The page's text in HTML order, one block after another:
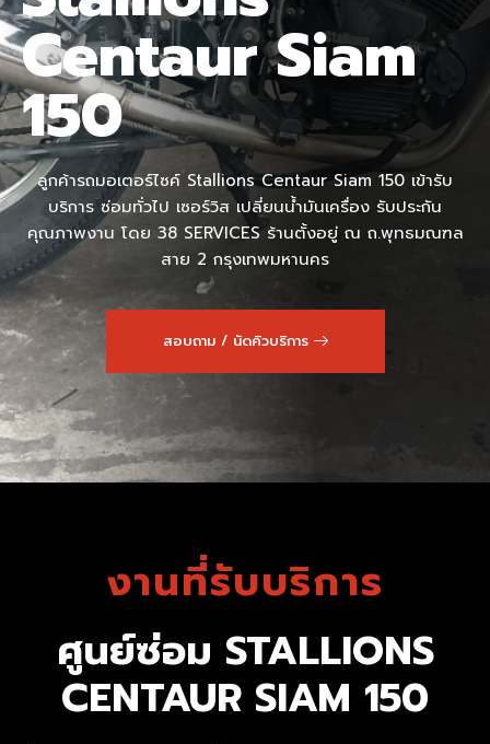
Centaur Siam
150
ลูกค้ารถมอเตอร์ไซค์ Stallions Centaur Siam 150 เข้ารับ
บริการ ซ่อมทั่วไป เซอร์วิส เปลี่ยนน้ำมันเครื่อง รับประกัน
คุณภาพงาน โดย 38 SERVICES ร้านตั้งอยู่ ณ ถ.พุทธมณฑล
สาย 2 กรุงเทพมหานคร
สอบถาม / นัดคิวบริการ
งานที่รับบริการ
ศูนย์ซ่อม STALLIONS
CENTAUR SIAM 150